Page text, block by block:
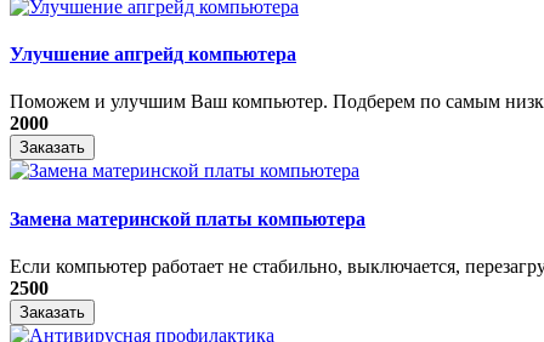
Улучшение апгрейд компьютера
Поможем и улучшим Ваш компьютер. Подберем по самым
2000
Заказать
Замена материнской платы компьютера
Если компьютер работает не стабильно, выключается,
2500
Заказать